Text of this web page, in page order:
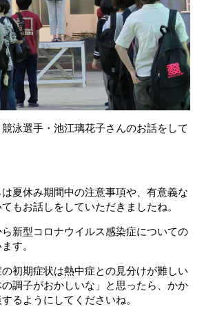
泳選手・池江璃花子さんのお話をして
夏休み期間中の注意事項や、有意義な
もお話しをしていただきましたね。
新型コロナウイルス感染症についての
す。
初期症状は熱中症との見分けが難しい
調子がおかしいな」と思ったら、かか
るようにしてくださいね。